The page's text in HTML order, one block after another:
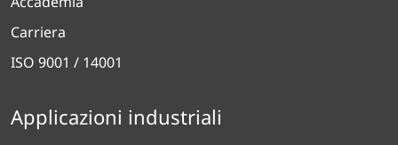
Carriera
ISO 9001 / 14001
Applicazioni industriali